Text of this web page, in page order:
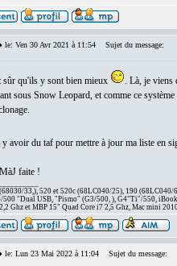
Ven 30 Avr 2021 à 11:54 Sujet du message:
sûr qu'ils y sont bien mieux
. Là, je
sous Snow Leopard, et comme ce
avoir du taf pour mettre à jour ma liste en
faite !
33,), 520 et 520c (68LC040/25), 190 (68LC040/
"Dual USB, "Pismo" (G3/500, ), G4"Ti"/550,
Ghz et MBP 15" Quad Core i7 2,5 Ghz, Mac mini
le: Lun 23 Mai 2022 à 11:04 Sujet du message: